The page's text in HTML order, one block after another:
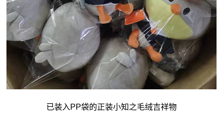
已装入PP袋的正装小知之毛绒吉祥物